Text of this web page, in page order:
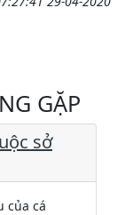
GẶP
sở
của cá